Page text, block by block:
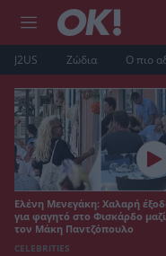
J2US Ζώδια Ο πιο
Ελένη Μενεγάκη: Χαλαρή
για φαγητό στο Φισκάρδο
τον Μάκη Παντζόπουλο
CELEBRITIES